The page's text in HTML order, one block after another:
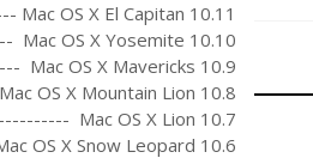
OS X El Capitan 10.11
OS X Yosemite 10.10
Mac OS X Mavericks 10.9
OS X Mountain Lion 10.8
Mac OS X Lion 10.7
OS X Snow Leopard 10.6